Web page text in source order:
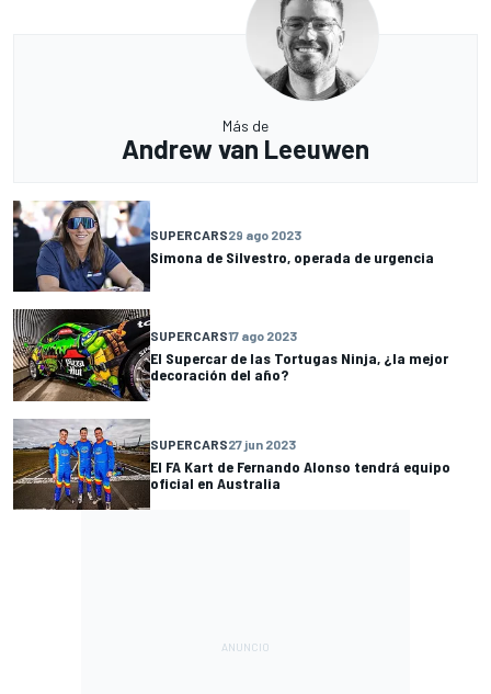
Más de
Andrew van Leeuwen
SUPERCARS29 ago 2023
Simona de Silvestro, operada de urgencia
SUPERCARS17 ago 2023
El Supercar de las Tortugas Ninja, ¿la mejor
decoración del año?
SUPERCARS27 jun 2023
El FA Kart de Fernando Alonso tendrá equipo
oficial en Australia